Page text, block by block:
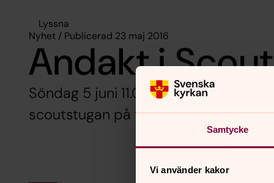
Samtycke
Vi använder kakor
Lyssna
Nyhet / Publicerad 23 maj 2016
Andakt i
Söndag 5 juni 11.00 Välkommen till
scoutstugan på temat ”kallad och